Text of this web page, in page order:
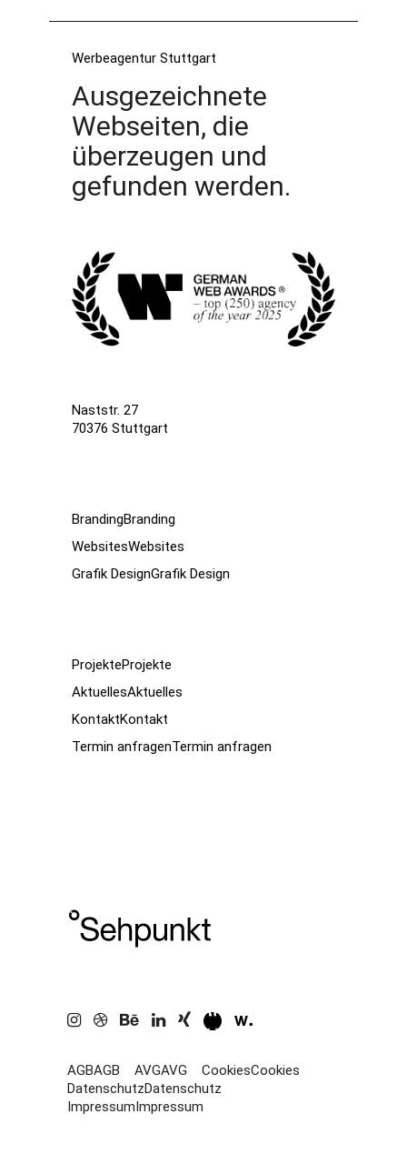
Werbeagentur Stuttgart
Ausgezeichnete
Webseiten, die
überzeugen und
gefunden werden.
Naststr. 27
70376 Stuttgart
BrandingBranding
WebsitesWebsites
Grafik DesignGrafik Design
ProjekteProjekte
AktuellesAktuelles
KontaktKontakt
Termin anfragenTermin anfragen
AGBAGB AVGAVG CookiesCookies
DatenschutzDatenschutz
ImpressumImpressum